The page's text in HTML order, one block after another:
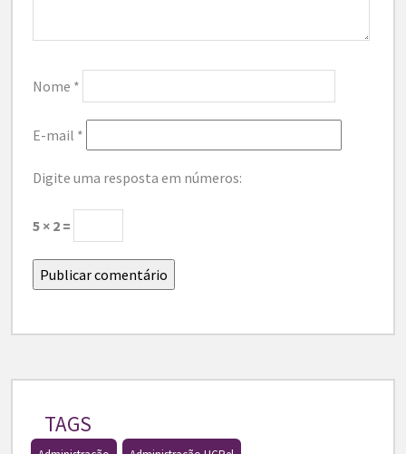
Nome *
E-mail *
Digite uma resposta em números:
5 × 2 =
TAGS